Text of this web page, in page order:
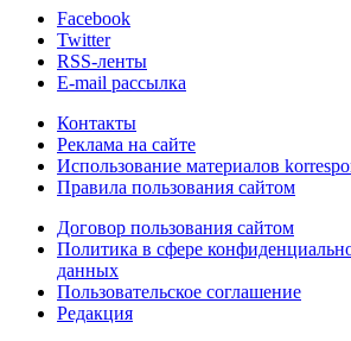
Facebook
Twitter
RSS-ленты
E-mail рассылка
Контакты
Реклама на сайте
Использование материалов
Правила пользования сайтом
Договор пользования сайтом
Политика в сфере
данных
Пользовательское соглашение
Редакция